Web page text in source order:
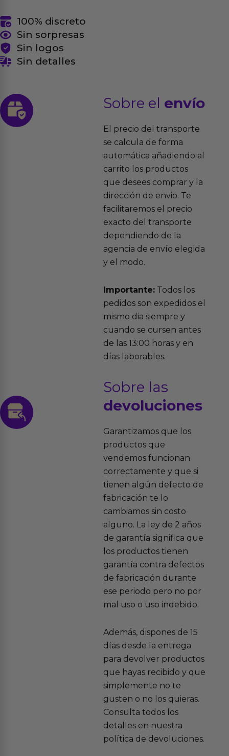
100% discreto
Sin sorpresas
Sin logos
Sin detalles
Sobre el envío
El precio del transporte
se calcula de forma
automática añadiendo al
carrito los productos
que desees comprar y la
dirección de envio. Te
facilitaremos el precio
exacto del transporte
dependiendo de la
agencia de envío elegida
y el modo.
Importante:Todos los
pedidos son expedidos el
mismo dia siempre y
cuando se cursen antes
de las 13:00 horas y en
días laborables.
Sobre las
devoluciones
Garantizamos que los
productos que
vendemos funcionan
correctamente y que si
tienen algún defecto de
fabricación te lo
cambiamos sin costo
alguno. La ley de 2 años
de garantía significa que
los productos tienen
garantía contra defectos
de fabricación durante
ese periodo pero no por
mal uso o uso indebido.
Además, dispones de 15
días desde la entrega
para devolver productos
que hayas recibido y que
simplemente no te
gusten o no los quieras.
Consulta todos los
detalles en nuestra
política de devoluciones.